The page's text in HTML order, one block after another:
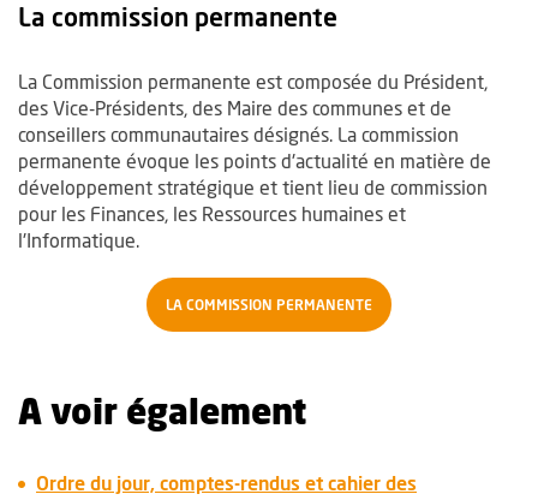
La commission permanente
La Commission permanente est composée du Président,
des Vice-Présidents, des Maire des communes et de
conseillers communautaires désignés. La commission
permanente évoque les points d'actualité en matière de
développement stratégique et tient lieu de commission
pour les Finances, les Ressources humaines et
l'Informatique.
LA COMMISSION PERMANENTE
A voir également
Ordre du jour, comptes-rendus et cahier des